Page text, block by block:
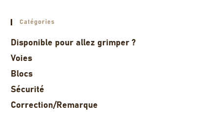
Catégories
Disponible pour allez grimper ?
Voies
Blocs
Sécurité
Correction/Remarque